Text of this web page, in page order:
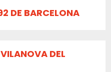
DE BARCELONA
DEL